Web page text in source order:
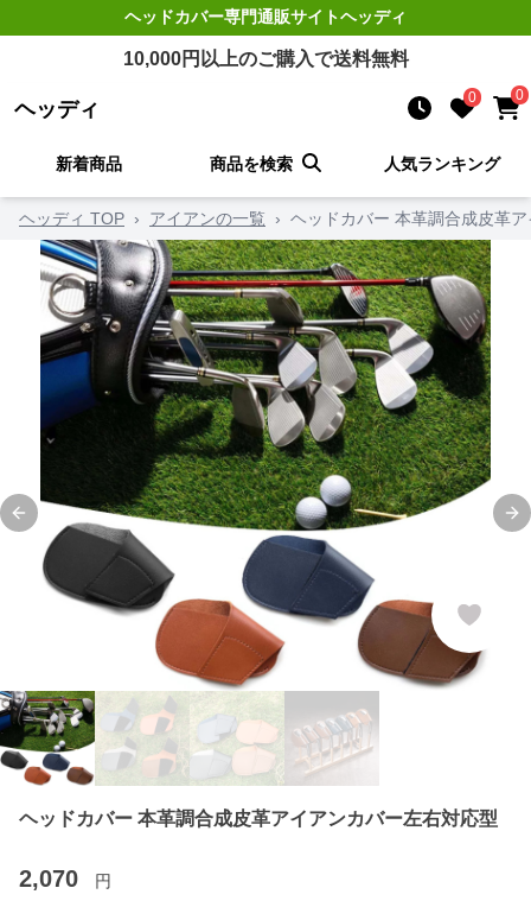
ヘッドカバー専門通販サイトヘッディ
10,000円以上のご購入で送料無料
ヘッディ 0 0
新着商品 商品を検索 人気ランキング
ヘッディ TOP › アイアンの一覧 › ヘッドカバー 本革調合成皮革
Previous slide
ヘッドカバー 本革調合成皮革アイアンカバー左右対応型
2,070 円